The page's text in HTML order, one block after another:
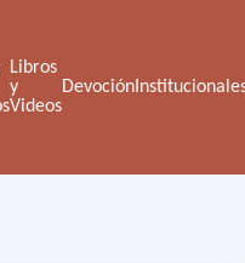
Libros
y
Videos
Devoción